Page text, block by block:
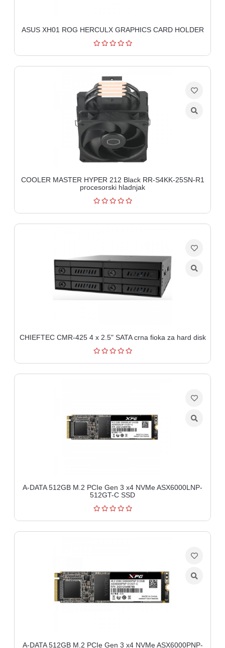
ASUS XH01 ROG HERCULX GRAPHICS CARD HOLDER
COOLER MASTER HYPER 212 Black RR-S4KK-25SN-R1
procesorski hladnjak
CHIEFTEC CMR-425 4 x 2.5" SATA crna fioka za hard disk
A-DATA 512GB M.2 PCIe Gen 3 x4 NVMe ASX6000LNP-
512GT-C SSD
A-DATA 512GB M.2 PCIe Gen 3 x4 NVMe ASX6000PNP-